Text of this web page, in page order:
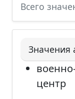
Всего
Значения
центр